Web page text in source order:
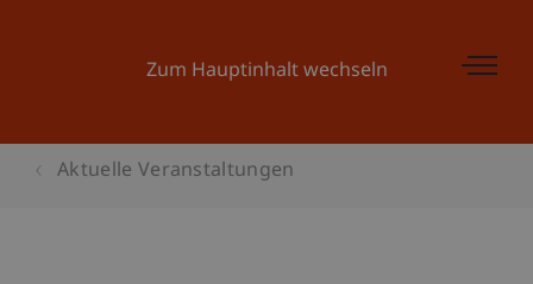
Zum Hauptinhalt wechseln
Aktuelle Veranstaltungen